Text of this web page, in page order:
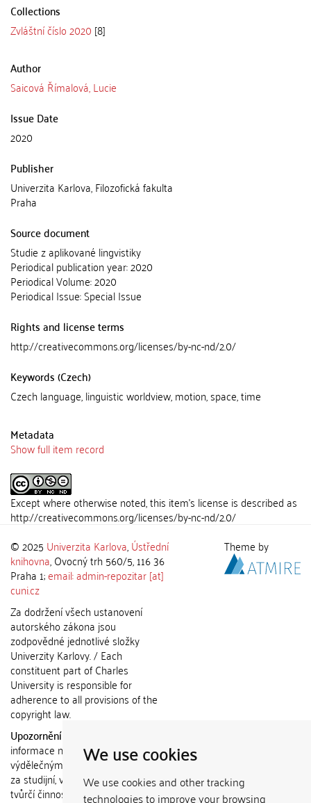
We use cookies
We use cookies and other tracking
technologies to improve your browsing
Collections
Zvláštní číslo 2020 [8]
Author
Saicová Římalová, Lucie
Issue Date
2020
Publisher
Univerzita Karlova, Filozofická fakulta
Praha
Source document
Studie z aplikované lingvistiky
Periodical publication year: 2020
Periodical Volume: 2020
Periodical Issue: Special Issue
Rights and license terms
http://creativecommons.org/licenses/by-nc-nd/2.0/
Keywords (Czech)
Czech language, linguistic worldview, motion, space, time
Metadata
Show full item record
Except where otherwise noted, this item's license is described as
http://creativecommons.org/licenses/by-nc-nd/2.0/
© 2025 Univerzita Karlova,Ústřední
knihovna, Ovocný trh 560/5, 116 36
Praha 1;email: admin-repozitar [at]
cuni.cz
Za dodržení všech ustanovení
autorského zákona jsou
zodpovědné jednotlivé složky
Univerzity Karlovy. / Each
constituent part of Charles
University is responsible for
adherence to all provisions of the
copyright law.
Upozornění / Notice:
informace nemohou být použity k
výdělečným účelům nebo vydávány
za studijní, vědeckou nebo jinou
tvůrčí činnost jiné osoby než autora.
Theme by